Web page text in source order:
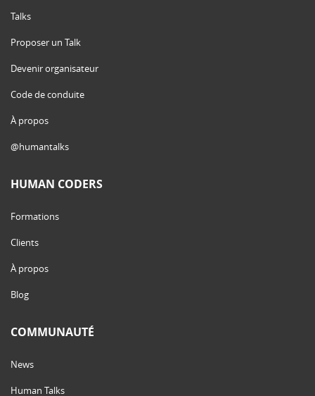
Talks
Proposer un Talk
Devenir organisateur
Code de conduite
À propos
@humantalks
HUMAN CODERS
Formations
Clients
À propos
Blog
COMMUNAUTÉ
News
Human Talks